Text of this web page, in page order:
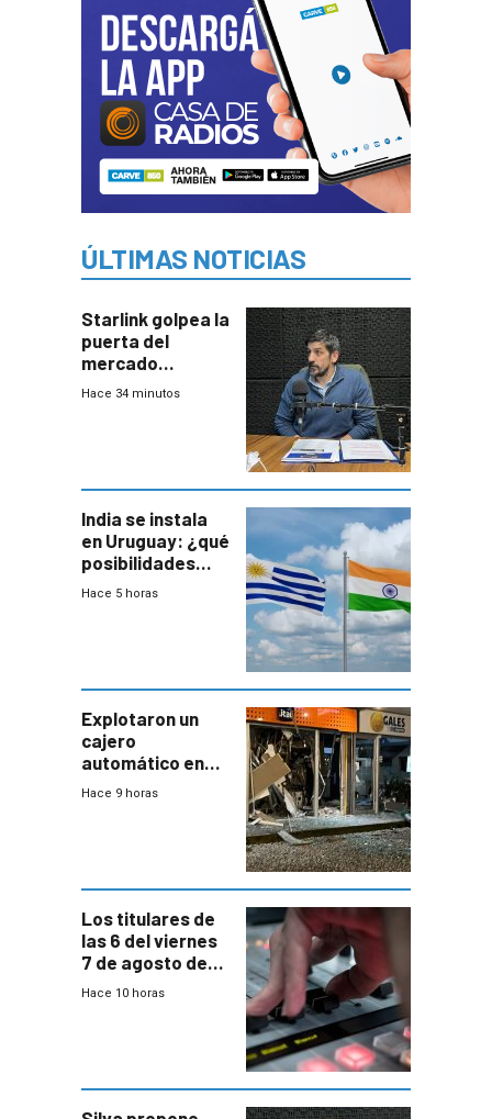
ÚLTIMAS NOTICIAS
Starlink golpea la
puerta del
mercado
uruguayo y Antel
con mayor
miedo”
Hace 34 minutos
India se instala
en Uruguay: ¿qué
posibilidades
genera este
Hace 5 horas
Explotaron un
cajero
automático en
Parque Miramar;
Hace 9 horas
Los titulares de
las 6 del viernes
7 de agosto de
2026
Hace 10 horas